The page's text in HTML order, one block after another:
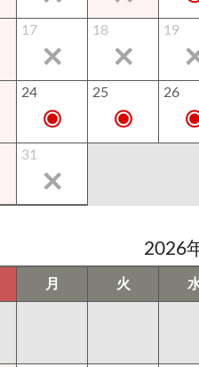
17 18 19
24 25 26
31
2026
月 火